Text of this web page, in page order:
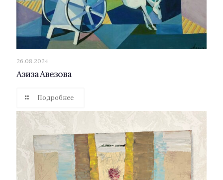
26.08.2024
Азиза Авезова
Подробнее